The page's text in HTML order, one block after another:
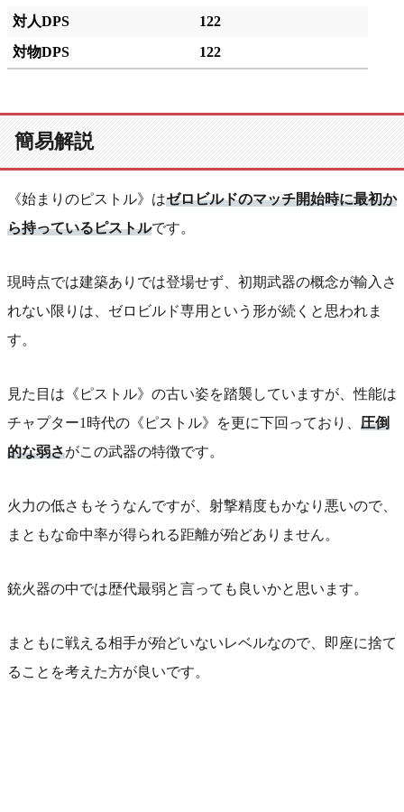
対人DPS
122
対物DPS
122
簡易解説
《始まりのピストル》はゼロビルドのマッチ開始時に最初か
ら持っているピストルです。
現時点では建築ありでは登場せず、初期武器の概念が輸入さ
れない限りは、ゼロビルド専用という形が続くと思われま
す。
見た目は《ピストル》の古い姿を踏襲していますが、性能は
チャプター1時代の《ピストル》を更に下回っており、 圧倒
的な弱さがこの武器の特徴です。
火力の低さもそうなんですが、射撃精度もかなり悪いので、
まともな命中率が得られる距離が殆どありません。
銃火器の中では歴代最弱と言っても良いかと思います。
まともに戦える相手が殆どいないレベルなので、即座に捨て
ることを考えた方が良いです。